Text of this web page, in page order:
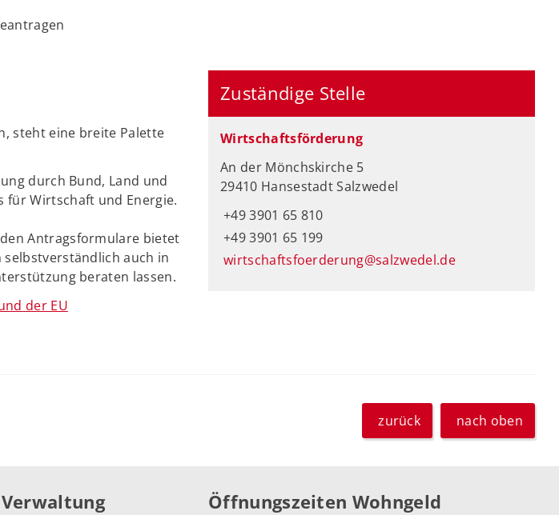
steht eine breite Palette
durch Bund, Land und
für Wirtschaft und Energie.
Antragsformulare bietet
selbstverständlich auch in
beraten lassen.
der EU
Zuständige Stelle
Wirtschaftsförderung
An der Mönchskirche 5
29410 Hansestadt Salzwedel
+49 3901 65 810
+49 3901 65 199
wirtschaftsfoerderung@salzwedel.de
zurück nach oben
Öffnungszeiten Wohngeld